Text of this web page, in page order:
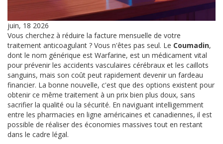
juin, 18 2026
Vous cherchez à réduire la facture mensuelle de votre
traitement anticoagulant ? Vous n'êtes pas seul. Le Coumadin,
dont le nom générique est Warfarine, est un médicament vital
pour prévenir les accidents vasculaires cérébraux et les caillots
sanguins, mais son coût peut rapidement devenir un fardeau
financier. La bonne nouvelle, c'est que des options existent pour
obtenir ce même traitement à un prix bien plus doux, sans
sacrifier la qualité ou la sécurité. En naviguant intelligemment
entre les pharmacies en ligne américaines et canadiennes, il est
possible de réaliser des économies massives tout en restant
dans le cadre légal.